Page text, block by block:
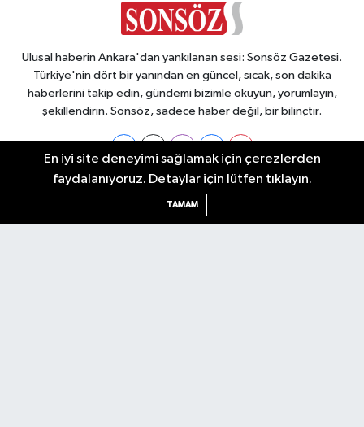
Ulusal haberin Ankara'dan yankılanan sesi: Sonsöz Gazetesi.
Türkiye'nin dört bir yanından en güncel, sıcak, son dakika
haberlerini takip edin, gündemi bizimle okuyun, yorumlayın,
şekillendirin. Sonsöz, sadece haber değil, bir bilinçtir.
Ankara Nöbetçi Eczaneler
En iyi site deneyimi sağlamak için çerezlerden
faydalanıyoruz. Detaylar için lütfen tıklayın.
TAMAM